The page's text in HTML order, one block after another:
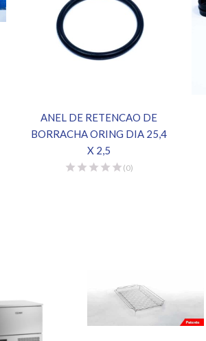
ANEL DE RETENCAO DE
BORRACHA ORING DIA 25,4
X 2,5
(0)